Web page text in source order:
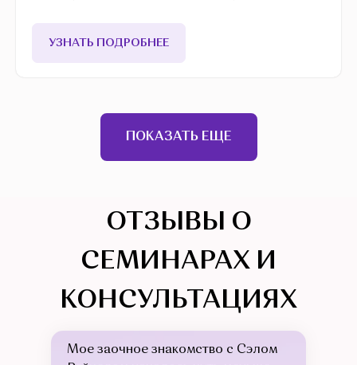
УЗНАТЬ ПОДРОБНЕЕ
ПОКАЗАТЬ ЕЩЕ
ОТЗЫВЫ О
СЕМИНАРАХ И
КОНСУЛЬТАЦИЯХ
Мое заочное знакомство с Сэлом